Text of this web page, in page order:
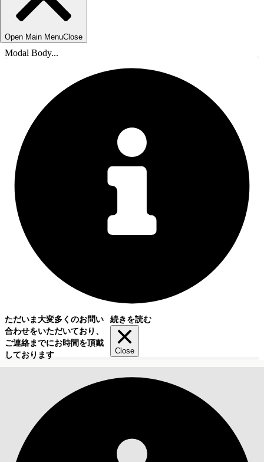
Open Main MenuClose
Modal Body...
ただいま大変多くのお問い
合わせをいただいており、
ご連絡までにお時間を頂戴
しております
続きを読む
Close